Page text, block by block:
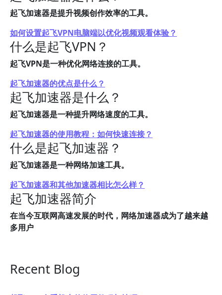
起飞加速器是提升视频创作效率的工具。
如何设置起飞VPN电脑端以优化视频观看体验？
什么是起飞VPN？
起飞VPN是一种优化网络连接的工具。
起飞加速器的优点是什么？
起飞加速器是什么？
起飞加速器是一种提升网络速度的工具。
起飞加速器的使用教程：如何快速连接？
什么是起飞加速器？
起飞加速器是一种网络加速工具。
起飞加速器和其他加速器相比怎么样？
起飞加速器简介
在当今互联网高速发展的时代，网络加速器成为了越来越
多用户
Recent Blog